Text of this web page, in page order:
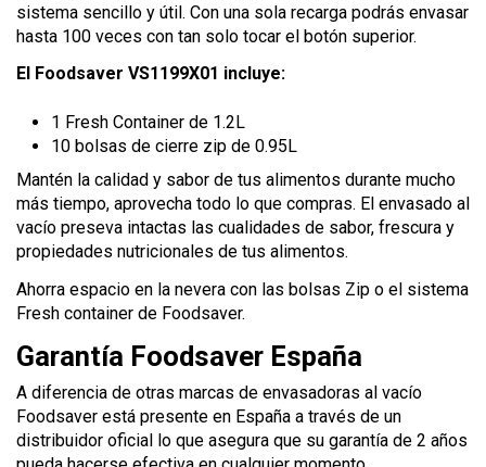
sistema sencillo y útil. Con una sola recarga podrás envasar
hasta 100 veces con tan solo tocar el botón superior.
El Foodsaver VS1199X01 incluye:
1 Fresh Container de 1.2L
10 bolsas de cierre zip de 0.95L
Mantén la calidad y sabor de tus alimentos durante mucho
más tiempo, aprovecha todo lo que compras. El envasado al
vacío preseva intactas las cualidades de sabor, frescura y
propiedades nutricionales de tus alimentos.
Ahorra espacio en la nevera con las bolsas Zip o el sistema
Fresh container de Foodsaver.
Garantía Foodsaver España
A diferencia de otras marcas de envasadoras al vacío
Foodsaver está presente en España a través de un
distribuidor oficial lo que asegura que su garantía de 2 años